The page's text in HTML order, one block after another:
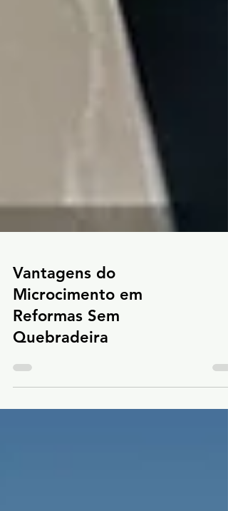
Vantagens do
Microcimento em
Reformas Sem
Quebradeira